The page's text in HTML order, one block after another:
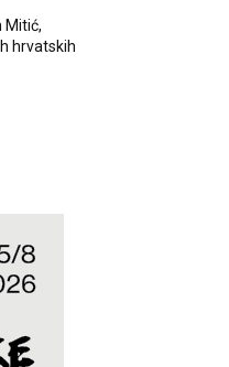
Mitić,
hrvatskih